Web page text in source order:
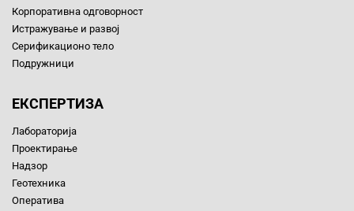
Корпоративна одговорност
Истражување и развој
Серификационо тело
Подружници
ЕКСПЕРТИЗА
Лабораторија
Проектирање
Надзор
Геотехника
Оператива